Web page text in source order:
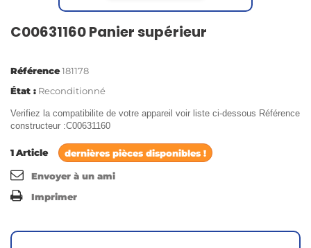
C00631160 Panier supérieur
Référence181178
État : Reconditionné
Verifiez la compatibilite de votre appareil voir liste ci-dessous Référence
constructeur :C00631160
1Article dernières pièces disponibles !
Envoyer à un ami
Imprimer